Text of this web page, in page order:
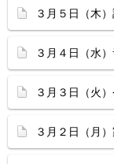
３月５日（木
３月４日（水
３月３日（火
３月２日（月